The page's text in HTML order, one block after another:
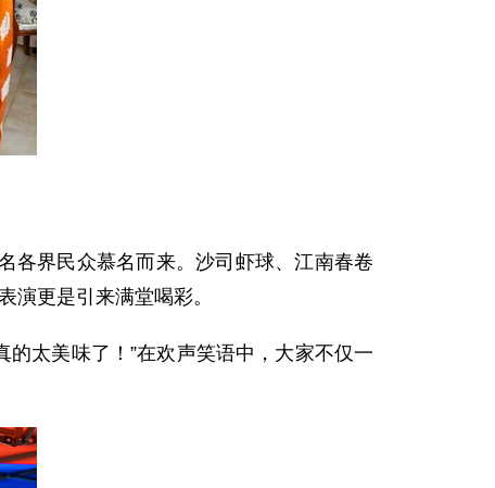
各界民众慕名而来。沙司虾球、江南春卷
演更是引来满堂喝彩。
太美味了！”在欢声笑语中，大家不仅一